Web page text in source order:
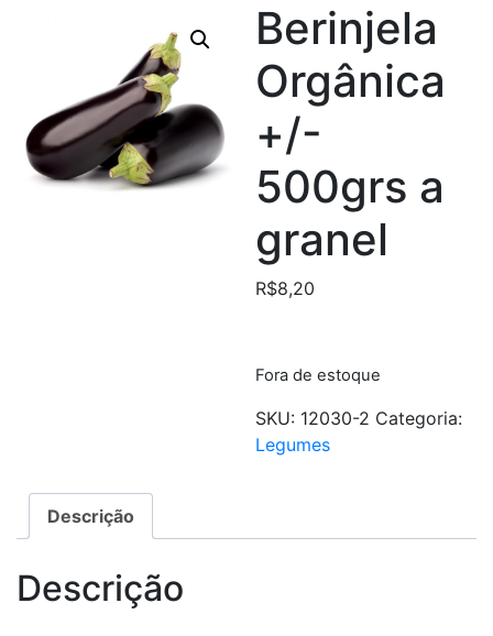
Berinjela
Orgânica
+/-
500grs a
granel
R$8,20
Fora de estoque
SKU: 12030-2 Categoria:
Legumes
Descrição
Descrição